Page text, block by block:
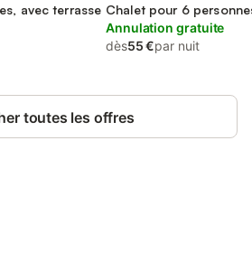
avec terrasse de Besse-et-Saint-
Chalet pour 6
Annulation gratuite
dès55 €par nuit
toutes les offres